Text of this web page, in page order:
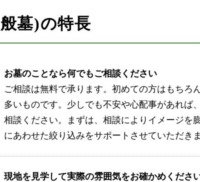
墓)の特長
お墓のことなら何でもご相談ください
ご相談は無料で承ります。初めての方はもちろ
多いものです。少しでも不安や心配事があれば
相談ください。まずは、相談によりイメージを
にあわせた絞り込みをサポートさせていただきま
現地を見学して実際の雰囲気をお確かめくださ